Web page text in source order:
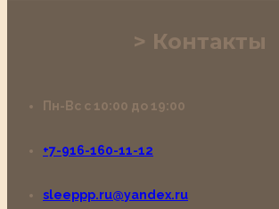
Контакты
Пн-Вс с 10:00 до 19:00
+7-916-160-11-12
sleeppp.ru@yandex.ru